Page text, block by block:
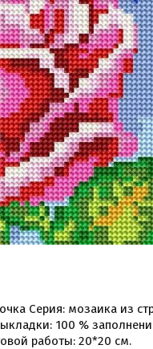
Серия: мозаика из
100 %
работы: 20*20 см.